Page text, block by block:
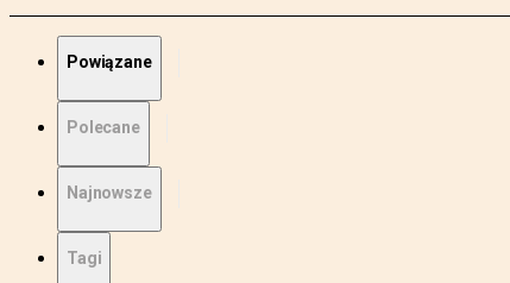
Powiązane
Polecane
Najnowsze
Tagi